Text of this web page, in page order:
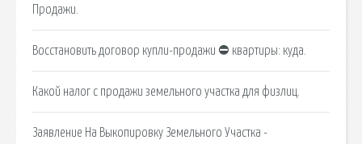
Продажи.
Восстановить договор купли-продажи ⛔ квартиры: куда.
Какой налог с продажи земельного участка для физлиц.
Заявление На Выкопировку Земельного Участка -